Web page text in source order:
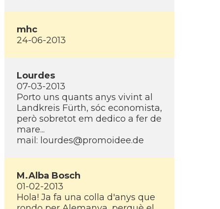
mhc
24-06-2013
Lourdes
07-03-2013
Porto uns quants anys vivint al
Landkreis Fürth, sóc economista,
però sobretot em dedico a fer de
mare...
mail: lourdes@promoidee.de
M.Alba Bosch
01-02-2013
Hola! Ja fa una colla d'anys que